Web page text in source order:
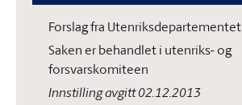
Forslag fra Utenriksdepartementet
Saken er behandlet i utenriks- og
forsvarskomiteen
Innstilling avgitt 02.12.2013